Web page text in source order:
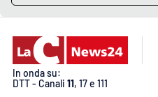
Ilvibonese.it
Catanzarochannel.it
In onda su:
DTT - Canali 11, 17 e 111